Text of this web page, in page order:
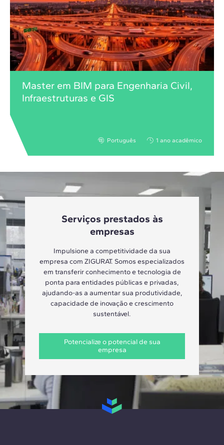
Master em BIM para Engenharia Civil,
Infraestruturas e GIS
Português 1 ano acadêmico
Serviços prestados às
empresas
Impulsione a competitividade da sua
empresa com ZIGURAT. Somos especializados
em transferir conhecimento e tecnologia de
ponta para entidades públicas e privadas,
ajudando-as a aumentar sua produtividade,
capacidade de inovação e crescimento
sustentável.
Potencialize o potencial de sua
empresa